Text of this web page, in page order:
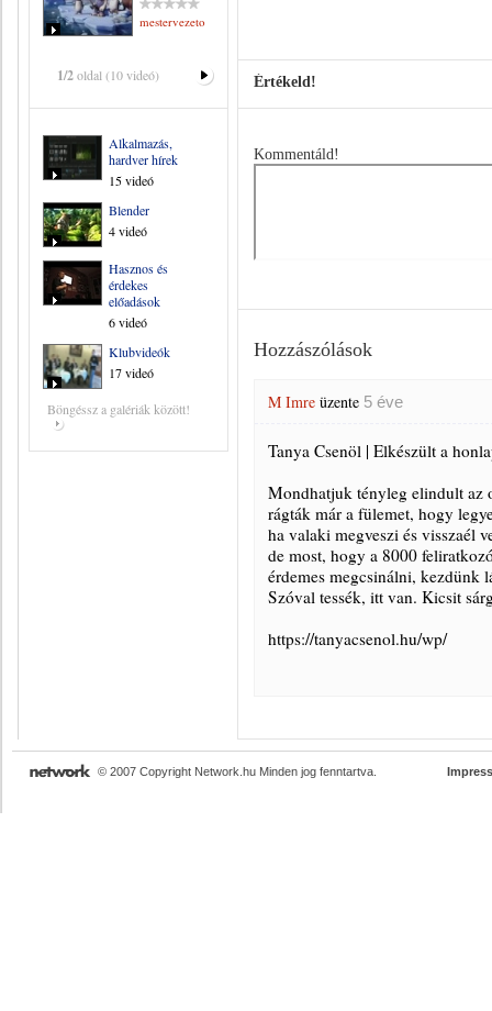
mestervezeto
1/2oldal (10 videó)
Alkalmazás,
hardver hírek
15 videó
Blender
4 videó
Hasznos és
érdekes
előadások
6 videó
Klubvideók
17 videó
Böngéssz a galériák között!
Értékeld!
Kommentáld!
Hozzászólások
M Imre üzente 5 éve
Tanya Csenöl | Elkészült a
Mondhatjuk tényleg elindult az
rágták már a fülemet, hogy
ha valaki megveszi és visszaél
de most, hogy a 8000
érdemes megcsinálni, kezdünk
Szóval tessék, itt van. Kicsit
https://tanyacsenol.hu/wp/
© 2007 Copyright Network.hu Minden jog fenntartva.